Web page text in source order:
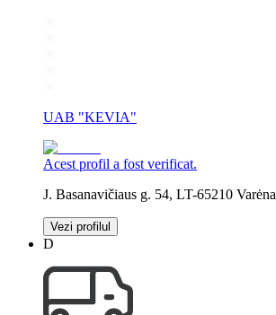
UAB "KEVIA"
Acest profil a fost verificat.
J. Basanavičiaus g. 54, LT-65210 Varėna
Vezi profilul
D